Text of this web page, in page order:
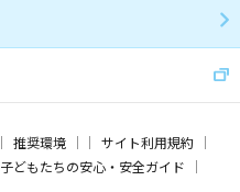
推奨環境
サイト利用規約
子どもたちの安心・安全ガイド